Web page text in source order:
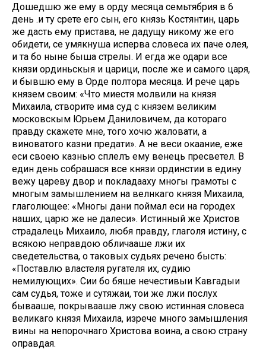
Дошедшю же ему в орду месяца семьтябрия в 6
день .и ту срете его сын, его князь Костянтин, царь
же дасть ему пристава, не дадущу никому же его
обидети, се умякнуша исперва словеса их паче олея,
и та бо ныне быша стрелы. И егда же одари все
князи ординьскыя и царици, после же и самого царя,
и бывшю ему в Орде полтора месяца. И рече царь
князем своим: «Что миестя молвили на князя
Михаила, створите има суд с князем великим
московскым Юрьем Даниловичем, да котораго
правду скажете мне, того хочю жаловати, а
виноватого казни предати». А не веси окаание, еже
еси своею казнью сплелъ ему венець пресветел. В
един день собрашася все князи ординстии в едину
вежу цареву двор и покладааху многы грамоты с
многым замышлением на велнкаго князя Михаила,
глаголющее: «Многы дани поймал еси на городех
наших, царю же не далеси». Истинный же Христов
страдалець Михаило, любя правду, глаголя истину, с
всякою неправдою обличааше лжи их
сведетельства, о таковых судьях речено бысть:
«Поставлю властеля ругателя их, судию
немилующих». Сии бо бяше нечестивыи Кавгадыи
сам судья, тоже и сутяжаи, тои же лжи послух
бывааше, покрывааше лжу свою истинная словеса
великаго князя Михаила, изрече много замышления
вины на непорочнаго Христова воина, а свою страну
оправдая.